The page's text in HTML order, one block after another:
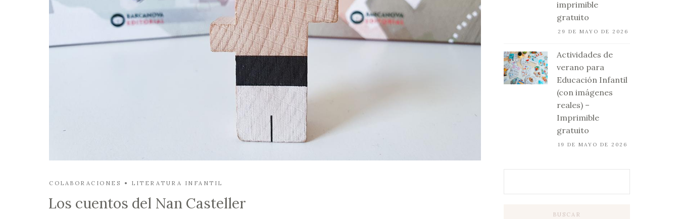
COLABORACIONES LITERATURA INFANTIL
Los cuentos del Nan Casteller
imprimible
gratuito
29 DE MAYO DE 2026
Actividades de
verano para
Educación Infantil
(con imágenes
reales) –
Imprimible
gratuito
19 DE MAYO DE 2026
BUSCAR